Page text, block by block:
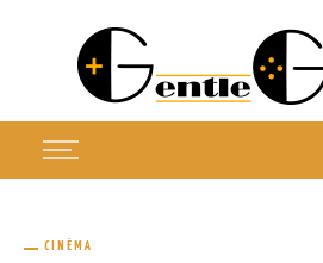
CINÉMA